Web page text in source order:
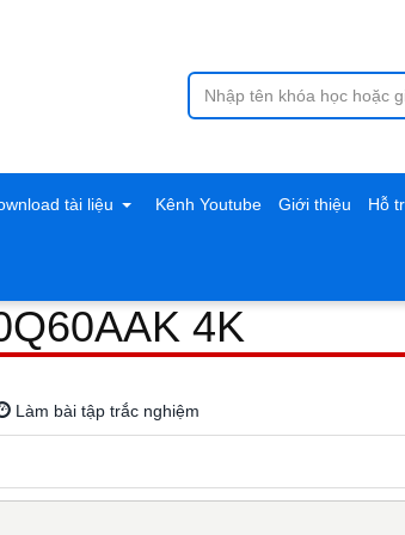
tài liệu Kênh Youtube Giới thiệu Hỗ
4K
Làm bài tập trắc nghiệm